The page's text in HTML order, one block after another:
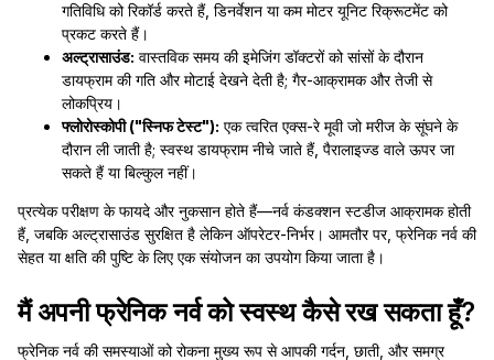
गतिविधि को रिकॉर्ड करते हैं, डिनर्वेशन या कम मोटर यूनिट रिक्रूटमेंट को
प्रकट करते हैं।
अल्ट्रासाउंड: वास्तविक समय की इमेजिंग डॉक्टरों को सांसों के दौरान
डायफ्राम की गति और मोटाई देखने देती है; गैर-आक्रामक और तेजी से
लोकप्रिय।
फ्लोरोस्कोपी ("स्निफ टेस्ट"): एक त्वरित एक्स-रे मूवी जो मरीज के सूंघने के
दौरान ली जाती है; स्वस्थ डायफ्राम नीचे जाते हैं, पैरालाइज्ड वाले ऊपर जा
सकते हैं या बिल्कुल नहीं।
प्रत्येक परीक्षण के फायदे और नुकसान होते हैं—नर्व कंडक्शन स्टडीज आक्रामक होती
हैं, जबकि अल्ट्रासाउंड सुरक्षित है लेकिन ऑपरेटर-निर्भर। आमतौर पर, फ्रेनिक नर्व की
सेहत या क्षति की पुष्टि के लिए एक संयोजन का उपयोग किया जाता है।
मैं अपनी फ्रेनिक नर्व को स्वस्थ कैसे रख सकता हूँ?
फ्रेनिक नर्व की समस्याओं को रोकना मुख्य रूप से आपकी गर्दन, छाती, और समग्र